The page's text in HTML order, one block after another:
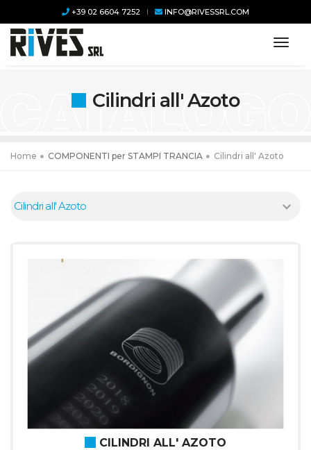
+39 02 6604 7252 INFO@RIVESSRL.COM
Cilindri all' Azoto
Home COMPONENTI per STAMPI TRANCIA Cilindri all' Azoto
CILINDRI ALL' AZOTO